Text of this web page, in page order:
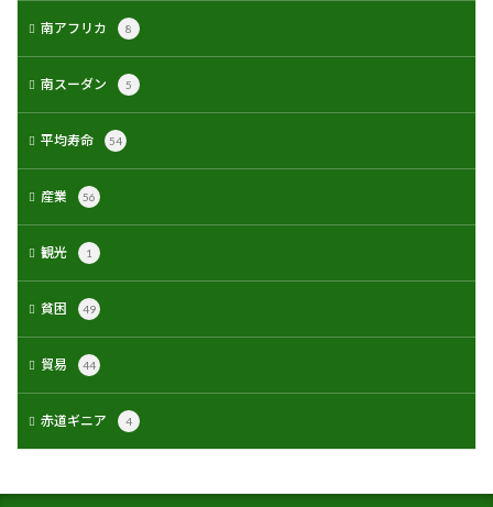
南アフリカ 8
南スーダン 5
平均寿命 54
産業 56
観光 1
貧困 49
貿易 44
赤道ギニア 4